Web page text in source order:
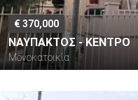
€ 370,000
ΝΑΥΠΑΚΤΟΣ - ΚΕΝΤΡΟ
Μονοκατοικία